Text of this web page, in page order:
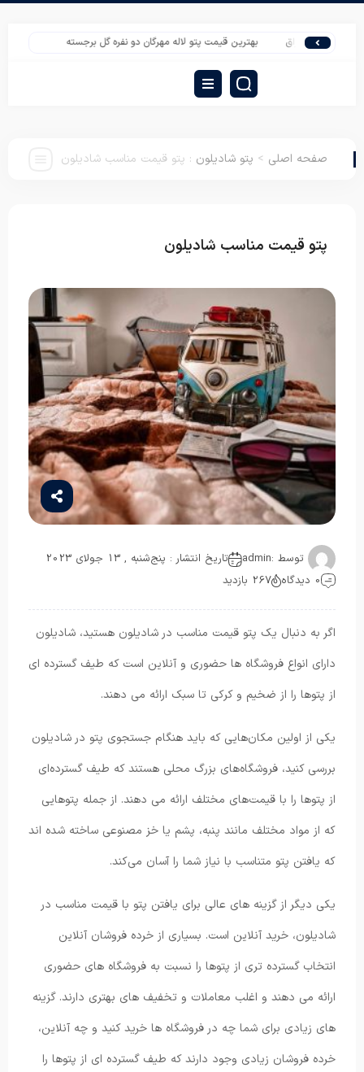
بهترین قیمت پتو لاله مهرگان دو نفره گل برجسته تولیدی بالش
صفحه اصلی > پتو شادیلون : پتو قیمت مناسب شادیلون
پتو قیمت مناسب شادیلون
توسط :admin
تاریخ انتشار : پنج‌شنبه , 13 جولای 2023
0 دیدگاه
267 بازدید
اگر به دنبال یک پتو قیمت مناسب در شادیلون هستید، شادیلون
دارای انواع فروشگاه ها حضوری و آنلاین است که طیف گسترده ای
از پتوها را از ضخیم و کرکی تا سبک ارائه می دهند.
یکی از اولین مکان‌هایی که باید هنگام جستجوی پتو در شادیلون
بررسی کنید، فروشگاه‌های بزرگ محلی هستند که طیف گسترده‌ای
از پتوها را با قیمت‌های مختلف ارائه می دهند. از جمله پتوهایی
که از مواد مختلف مانند پنبه، پشم یا خز مصنوعی ساخته شده اند
که یافتن پتو متناسب با نیاز شما را آسان می‌کند.
یکی دیگر از گزینه های عالی برای یافتن پتو با قیمت مناسب در
شادیلون، خرید آنلاین است. بسیاری از خرده فروشان آنلاین
انتخاب گسترده تری از پتوها را نسبت به فروشگاه های حضوری
ارائه می دهند و اغلب معاملات و تخفیف های بهتری دارند. گزینه
های زیادی برای شما چه در فروشگاه ها خرید کنید و چه آنلاین،
خرده فروشان زیادی وجود دارند که طیف گسترده ای از پتوها را